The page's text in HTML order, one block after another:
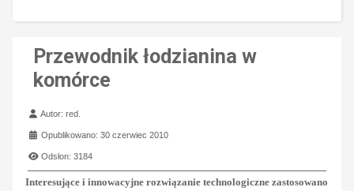
Przewodnik łodzianina w
komórce
Szczegóły
Autor:red.
Opublikowano: 30 czerwiec 2010
Odsłon: 3184
Interesujące i innowacyjne rozwiązanie technologiczne zastosowano